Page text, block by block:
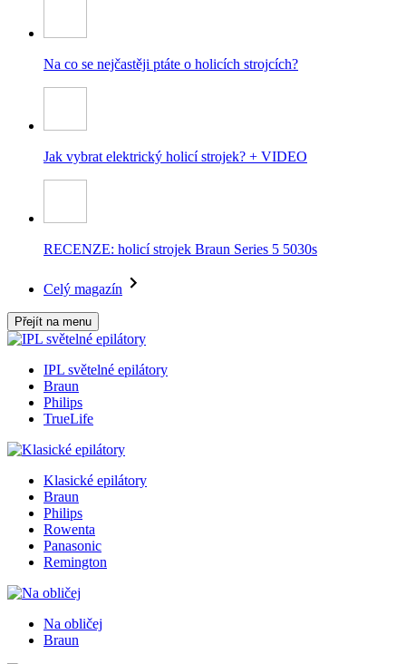
Na co se nejčastěji ptáte o holicích strojcích?
Jak vybrat elektrický holicí strojek? + VIDEO
RECENZE: holicí strojek Braun Series 5 5030s
Celý magazín
Přejít na menu
IPL světelné epilátory
Braun
Philips
TrueLife
Klasické epilátory
Braun
Philips
Rowenta
Panasonic
Remington
Na obličej
Braun